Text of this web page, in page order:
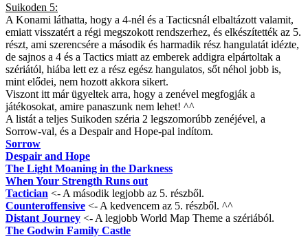
Suikoden 5:
A Konami láthatta, hogy a 4-nél és a Tacticsnál elbaltázott valamit,
emiatt visszatért a régi megszokott rendszerhez, és elkészítették az 5.
részt, ami szerencsére a második és harmadik rész hangulatát idézte,
de sajnos a 4 és a Tactics miatt az emberek addigra elpártoltak a
szériától, hiába lett ez a rész egész hangulatos, sőt néhol jobb is,
mint elődei, nem hozott akkora sikert.
Viszont itt már ügyeltek arra, hogy a zenével megfogják a
játékosokat, amire panaszunk nem lehet! ^^
A listát a teljes Suikoden széria 2 legszomorúbb zenéjével, a
Sorrow-val, és a Despair and Hope-pal indítom.
Sorrow
Despair and Hope
The Light Moaning in the Darkness
When Your Strength Runs out
Tactician <- A második legjobb az 5. részből.
Counteroffensive <- A kedvencem az 5. részből. ^^
Distant Journey <- A legjobb World Map Theme a szériából.
The Godwin Family Castle